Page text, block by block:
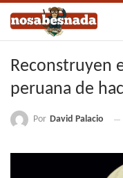
Reconstruyen
peruana de
Por David Palacio